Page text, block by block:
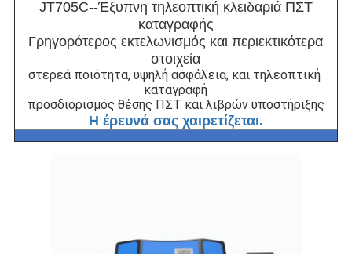
JT705C--Έξυπνη τηλεοπτική κλειδαριά ΠΣΤ
καταγραφής
Γρηγορότερος εκτελωνισμός και περιεκτικότερα
στοιχεία
στερεά ποιότητα, υψηλή ασφάλεια, και τηλεοπτική
καταγραφή
προσδιορισμός θέσης ΠΣΤ και λιβρών υποστήριξης
Η έρευνά σας χαιρετίζεται.